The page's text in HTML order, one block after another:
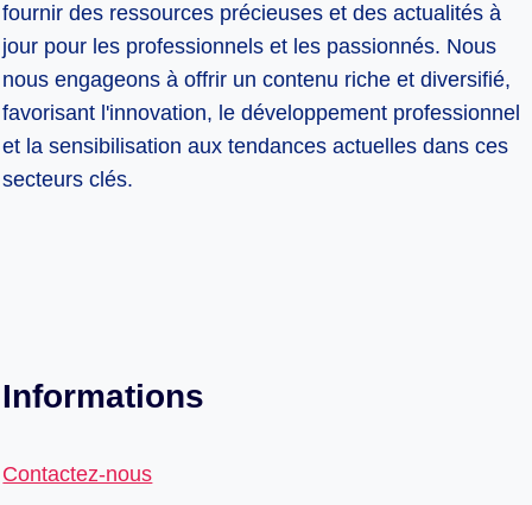
fournir des ressources précieuses et des actualités à
jour pour les professionnels et les passionnés. Nous
nous engageons à offrir un contenu riche et diversifié,
favorisant l'innovation, le développement professionnel
et la sensibilisation aux tendances actuelles dans ces
secteurs clés.
Informations
Contactez-nous